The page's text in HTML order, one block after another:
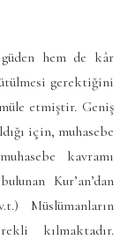
hem de kâr
gerektiğini
etmiştir. Geniş
için, muhasebe
kavramı
Kur’an’dan
Müslümanların
kılmaktadır.